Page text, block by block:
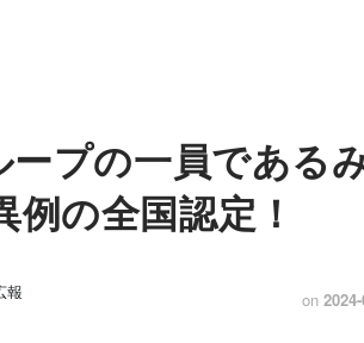
ープの一員である
例の全国認定！
報 on